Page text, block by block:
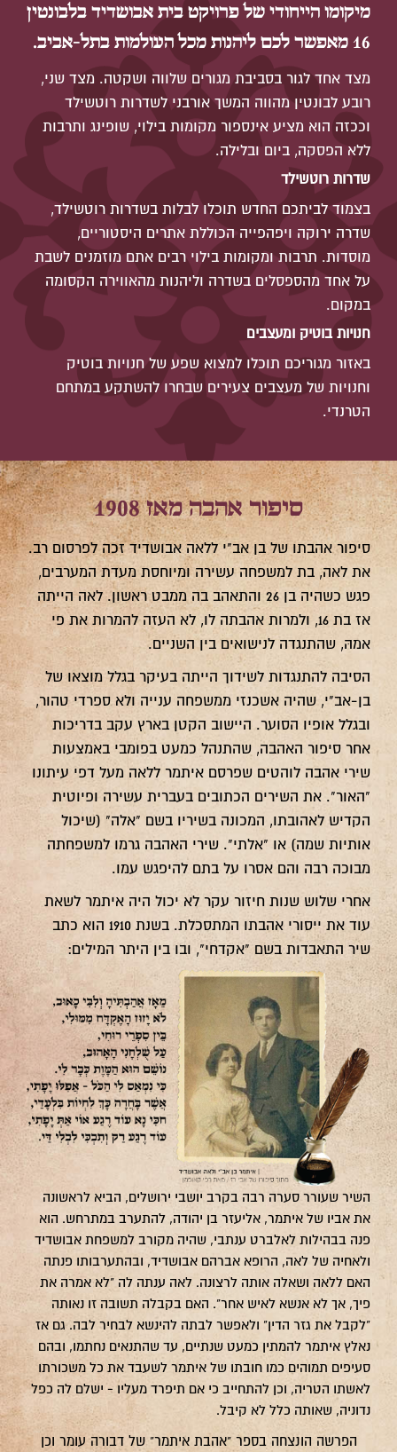
מיקומו הייחודי של פרויקט בית אבושדיד בלבונטין
16 מאפשר לכם ליהנות מכל העולמות בתל-אביב.
מצד אחד לגור בסביבת מגורים שלווה ושקטה. מצד שני,
רובע לבונטין מהווה המשך אורבני לשדרות רוטשילד
וככזה הוא מציע אינספור מקומות בילוי, שופינג ותרבות
ללא הפסקה, ביום ובלילה.
שדרות רוטשילד
בצמוד לביתכם החדש תוכלו לבלות בשדרות רוטשילד,
שדרה ירוקה ויפהפייה הכוללת אתרים היסטוריים,
מוסדות. תרבות ומקומות בילוי רבים אתם מוזמנים לשבת
על אחד מהספסלים בשדרה וליהנות מהאווירה הקסומה
במקום.
חנויות בוטיק ומעצבים
באזור מגוריכם תוכלו למצוא שפע של חנויות בוטיק
וחנויות של מעצבים צעירים שבחרו להשתקע במתחם
הטרנדי.
סיפור אהבה מאז 1908
סיפור אהבתו של בן אב"י ללאה אבושדיד זכה לפרסום רב.
את לאה, בת למשפחה עשירה ומיוחסת מעדת המערבים,
פגש כשהיה בן 26 והתאהב בה ממבט ראשון. לאה הייתה
אז בת 16, ולמרות אהבתה לו, לא העזה להמרות את פי
אמהּ, שהתנגדה לנישואים בין השניים.
הסיבה להתנגדות לשידוך הייתה בעיקר בגלל מוצאו של
בן-אב"י, שהיה אשכנזי ממשפחה ענייה ולא ספרדי טהור,
ובגלל אופיו הסוער. היישוב הקטן בארץ עקב בדריכות
אחר סיפור האהבה, שהתנהל כמעט בפומבי באמצעות
שירי אהבה לוהטים שפרסם איתמר ללאה מעל דפי עיתונו
"האור". את השירים הכתובים בעברית עשירה ופיוטית
הקדיש לאהובתו, המכונה בשיריו בשם "אלה" (שיכול
אותיות שמה) או "אלתי". שירי האהבה גרמו למשפחתה
מבוכה רבה והם אסרו על בתם להיפגש עמו.
אחרי שלוש שנות חיזור עקר לא יכול היה איתמר לשאת
עוד את ייסורי אהבתו המתסכלת. בשנת 1910 הוא כתב
שיר התאבדות בשם "אקדחי", ובו בין היתר המילים:
השיר שעורר סערה רבה בקרב יושבי ירושלים, הביא לראשונה
את אביו של איתמר, אליעזר בן יהודה, להתערב במתרחש. הוא
פנה בבהילות לאלברט ענתבי, שהיה מקורב למשפחת אבושדיד
ולאחיה של לאה, הרופא אברהם אבושדיד, ובהתערבותו פנתה
האם ללאה ושאלה אותה לרצונה. לאה ענתה לה "לא אמרה את
פיך, אך לא אנשא לאיש אחר". האם בקבלה תשובה זו נאותה
"לקבל את גזר הדין" ולאפשר לבתה להינשא לבחיר לבה. גם אז
נאלץ איתמר להמתין כמעט שנתיים, עד שהתנאים נחתמו, ובהם
סעיפים תמוהים כמו חובתו של איתמר לשעבד את כל משכורתו
לאשתו הטריה, וכן להתחייב כי אם תיפרד מעליו - ישלם לה כפל
נדוניה, שאותה כלל לא קיבל.
הפרשה הונצחה בספר "אהבת איתמר" של דבורה עומר וכן